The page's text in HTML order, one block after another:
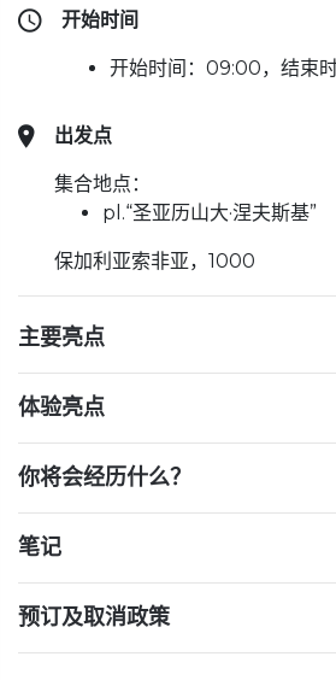
开始时间
开始时间：09:00，结束
出发点
集合地点：
pl.“圣亚历山大·涅夫斯基”
保加利亚索非亚，1000
主要亮点
体验亮点
你将会经历什么？
笔记
预订及取消政策